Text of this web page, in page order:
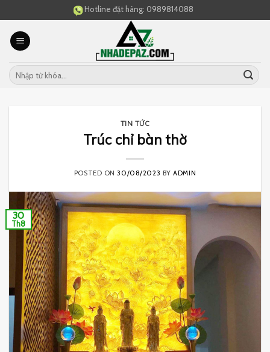
to
content
Hotline đặt hàng: 0989814088
TIN TỨC
Trúc chỉ bàn thờ
POSTED ON30/08/2023 BYADMIN
30
Th8